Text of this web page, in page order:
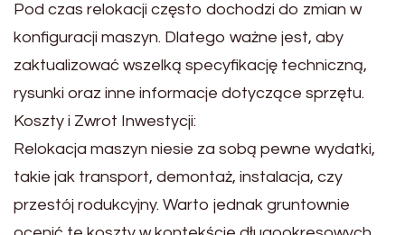
Pod czas relokacji często dochodzi do zmian w
konfiguracji maszyn. Dlatego ważne jest, aby
zaktualizować wszelką specyfikację techniczną,
rysunki oraz inne informacje dotyczące sprzętu.
Koszty i Zwrot Inwestycji:
Relokacja maszyn niesie za sobą pewne wydatki,
takie jak transport, demontaż, instalacja, czy
przestój rodukcyjny. Warto jednak gruntownie